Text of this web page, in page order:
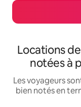
Locations
notées à
Les voyageurs
bien notés en